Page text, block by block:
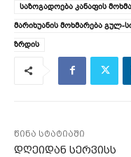
საზოგადოება კანაფის
მარიხუანის მოხმარება
ზრდის
წინა სტატიაში
დღეიდან სერვისს